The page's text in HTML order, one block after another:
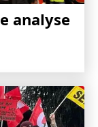
analyse